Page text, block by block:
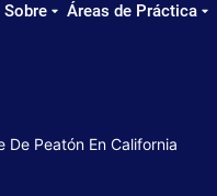
Sobre Áreas de Práctica
Peatón En California